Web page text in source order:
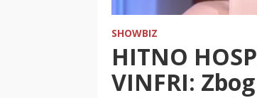
SHOWBIZ
HITNO
VINFRI: